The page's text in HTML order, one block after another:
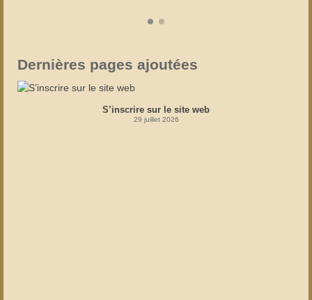
Dernières pages ajoutées
S’inscrire sur le site web
29 juillet 2026